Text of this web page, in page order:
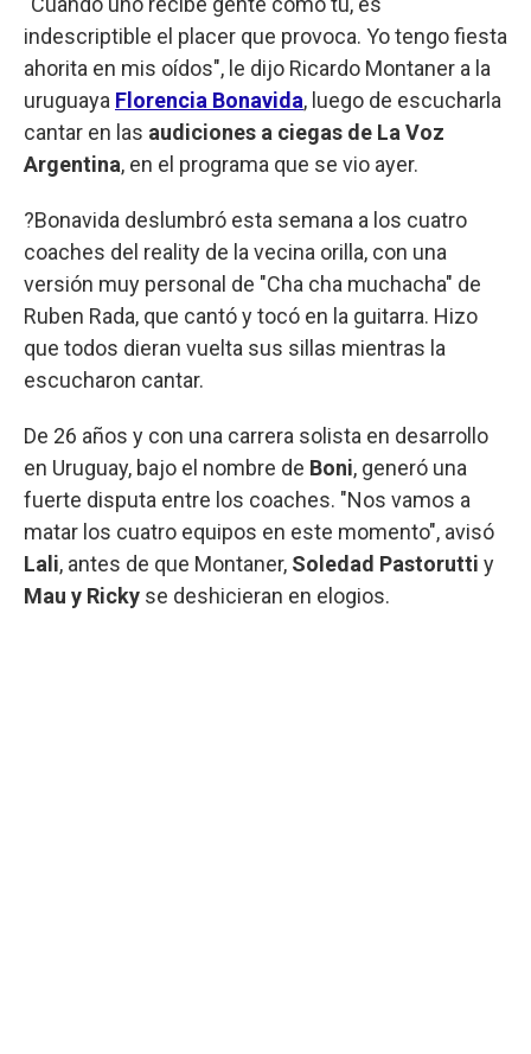
indescriptible el placer que provoca. Yo tengo fiesta
ahorita en mis oídos", le dijo Ricardo Montaner a la
uruguaya Florencia Bonavida, luego de escucharla
cantar en las audiciones a ciegas de La Voz
Argentina, en el programa que se vio ayer.
?Bonavida deslumbró esta semana a los cuatro
coaches del reality de la vecina orilla, con una
versión muy personal de "Cha cha muchacha" de
Ruben Rada, que cantó y tocó en la guitarra. Hizo
que todos dieran vuelta sus sillas mientras la
escucharon cantar.
De 26 años y con una carrera solista en desarrollo
en Uruguay, bajo el nombre de Boni, generó una
fuerte disputa entre los coaches. "Nos vamos a
matar los cuatro equipos en este momento", avisó
Lali, antes de que Montaner, Soledad Pastorutti y
Mau y Ricky se deshicieran en elogios.